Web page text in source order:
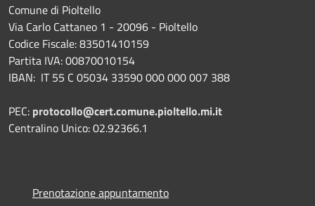
Comune di Pioltello
Via Carlo Cattaneo 1 - 20096 - Pioltello
Codice Fiscale: 83501410159
Partita IVA: 00870010154
IBAN: IT 55 C 05034 33590 000 000 007 388
PEC: protocollo@cert.comune.pioltello.mi.it
Centralino Unico: 02.92366.1
Prenotazione appuntamento